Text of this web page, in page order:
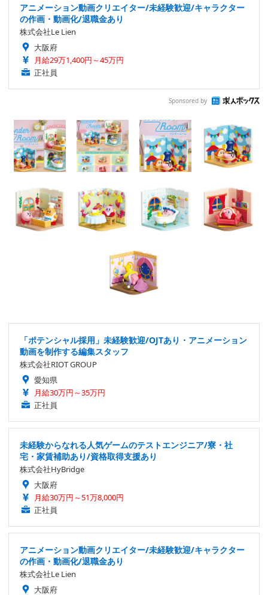
アニメーション動画クリエイター/未経験歓迎/キャラクター
の作画・動画化/退職金あり
株式会社Le Lien
大阪府
月給29万1,400円～45万円
正社員
Sponsored by
「ポテンシャル採用」未経験歓迎/OJTあり・アニメーション
動画を制作する編集スタッフ
株式会社RIOT GROUP
愛知県
月給30万円～35万円
正社員
未経験からなれる人気ゲームのテストエンジニア/寮・社
宅・家賃補助あり/資格取得支援あり
株式会社HyBridge
大阪府
月給30万円～51万8,000円
正社員
アニメーション動画クリエイター/未経験歓迎/キャラクター
の作画・動画化/退職金あり
株式会社Le Lien
大阪府